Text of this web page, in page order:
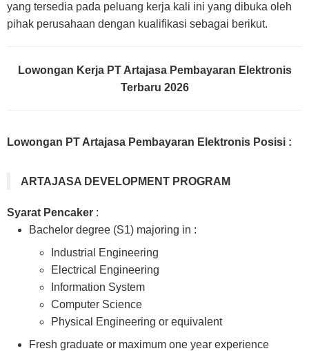
yang tersedia pada peluang kerja kali ini yang dibuka oleh
pihak perusahaan dengan kualifikasi sebagai berikut.
Lowongan Kerja PT Artajasa Pembayaran Elektronis
Terbaru 2026
Lowongan PT Artajasa Pembayaran Elektronis Posisi :
ARTAJASA DEVELOPMENT PROGRAM
Syarat Pencaker :
Bachelor degree (S1) majoring in :
Industrial Engineering
Electrical Engineering
Information System
Computer Science
Physical Engineering or equivalent
Fresh graduate or maximum one year experience